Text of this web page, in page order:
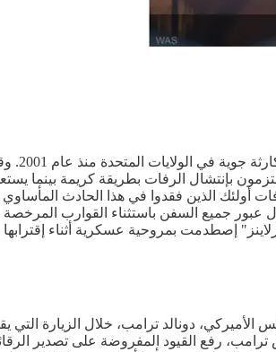
قالت
الغواصين ما زالوا بحاجة إلى العثور على جثث 12 ضحية أخرى، وهم ملتزمون
أولئك الذين فقدوا في هذا الحادث المأساوي
عبور جميع السفن باستثناء القوارب
عسكرية أثناء إقترابها من مدرج 33 في مطار
دونالد ترامب، خلال الزيارة التي
رفع القيود المفروضة على تصدير